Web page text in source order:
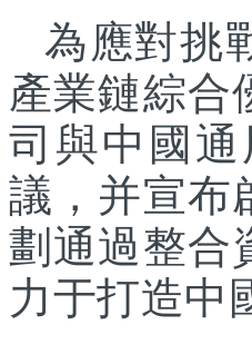
為應對挑
產業鏈綜合
司與中國
議，并宣布
劃通過整合
力于打造中